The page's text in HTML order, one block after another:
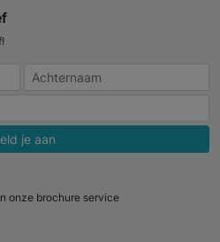
je aan
onze brochure service